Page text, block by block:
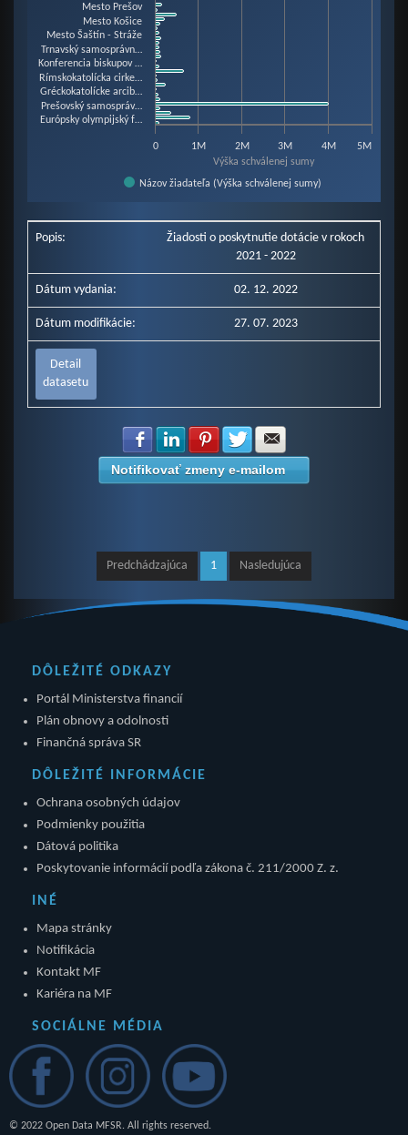
Výška schválenej sumy
Názov žiadateľa (Výška schválenej sumy)
Mesto Košice
Trnavský samosprávn…
Rímskokatolícka cirke…
Prešovský samospráv…
Mesto Prešov
Mesto Šaštín - Stráže
Konferencia biskupov …
Gréckokatolícke arcib…
Európsky olympijský f…
0 1M 2M 3M 4M 5M
Popis:
Žiadosti o poskytnutie dotácie v rokoch
2021 - 2022
Dátum vydania: 02. 12. 2022
Dátum modifikácie: 27. 07. 2023
Detail
datasetu
Zdielať na Facebook
Zdielať na LinkedIn
Zdielať na Pinterest
Zdielať na Twitter
Notifikovať zmeny e-mailom
Predchádzajúca 1 Nasledujúca
DÔLEŽITÉ ODKAZY
Portál Ministerstva financií
Plán obnovy a odolnosti
Finančná správa SR
DÔLEŽITÉ INFORMÁCIE
Ochrana osobných údajov
Podmienky použitia
Dátová politika
Poskytovanie informácií podľa zákona č. 211/2000 Z. z.
INÉ
Mapa stránky
Notifikácia
Kontakt MF
Kariéra na MF
SOCIÁLNE MÉDIA
© 2022 Open Data MFSR. All rights reserved.